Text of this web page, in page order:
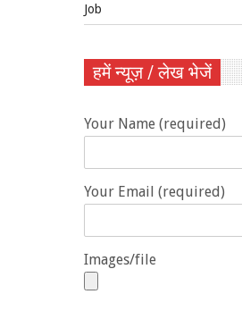
Job
हमें न्यूज़ / लेख भेजें
Your Name (required)
Your Email (required)
Images/file